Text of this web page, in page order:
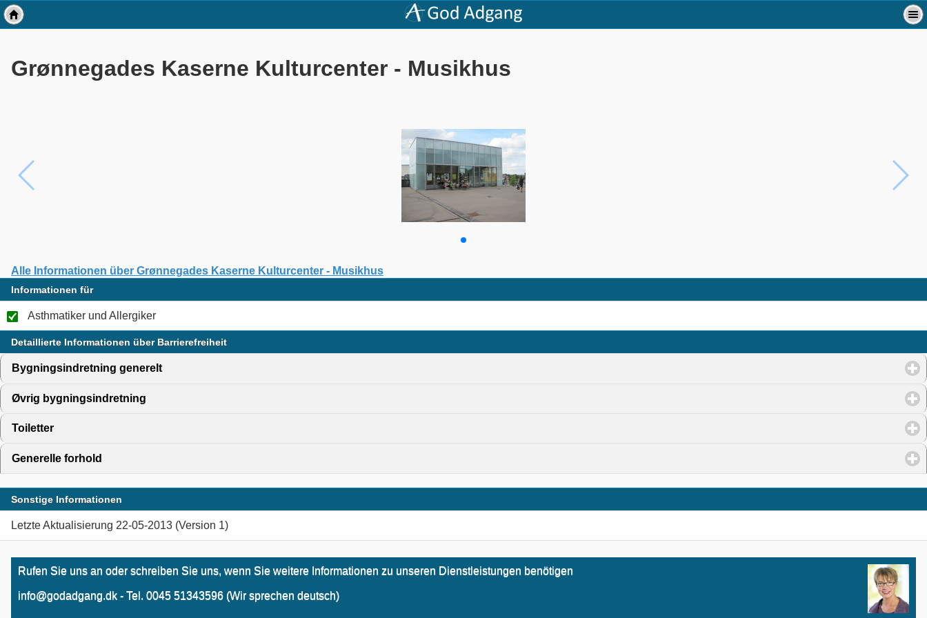
Grønnegades Kaserne Kulturcenter - Musikhus
Alle Informationen über Grønnegades Kaserne Kulturcenter - Musikhus
Informationen für
Asthmatiker und Allergiker
Detaillierte Informationen über Barrierefreiheit
Bygningsindretning genereltclick to expand contents
Øvrig bygningsindretning
Toiletter
Generelle forhold
Sonstige Informationen
Letzte Aktualisierung 22-05-2013 (Version 1)
Rufen Sie uns an oder schreiben Sie uns, wenn Sie weitere Informationen zu unseren Dienstleistungen benötigen
info@godadgang.dk - Tel. 0045 51343596 (Wir sprechen deutsch)